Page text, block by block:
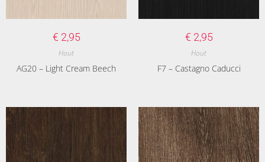
€ 2,95
Hout
AG20 – Light Cream Beech
€ 2,95
Hout
F7 – Castagno Caducci